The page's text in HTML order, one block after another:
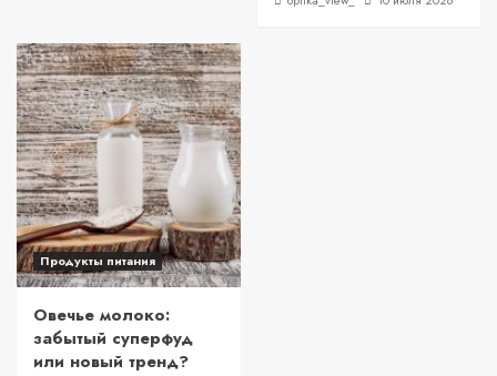
Продукты питания
Овечье молоко:
забытый суперфуд
или новый тренд?